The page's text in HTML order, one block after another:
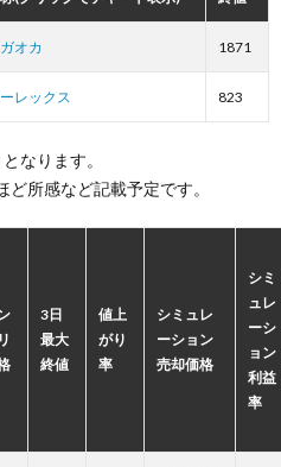
オカ 1871
レックス 823
なります。
所感など記載予定です。
3日
最大
終値
値上
がり
率
シミュレ
ーション
売却価格
シミ
ュレ
ーシ
ョン
利益
率